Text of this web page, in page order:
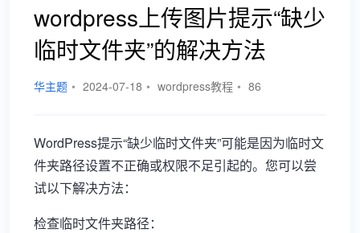
wordpress上传图片提示“缺少
临时文件夹”的解决方法
华主题 • 2024-07-18 • wordpress教程 • 86
WordPress提示“缺少临时文件夹”可能是因为临时文
件夹路径设置不正确或权限不足引起的。您可以尝
试以下解决方法：
检查临时文件夹路径：